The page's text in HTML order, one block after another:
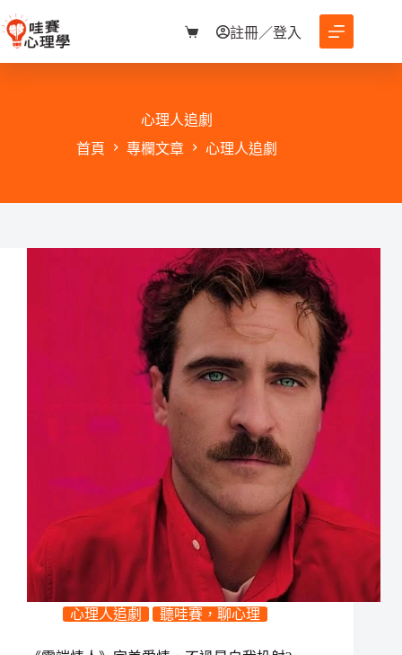
至
購
物
註冊／登入
心理人追劇
首頁
專欄文章 心理人追劇
心理人追劇 聽哇賽，聊心理